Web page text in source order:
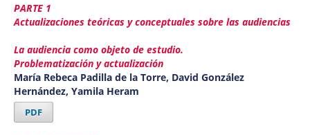
PARTE 1
Actualizaciones teóricas y conceptuales sobre las audiencias
La audiencia como objeto de estudio.
Problematización y actualización
María Rebeca Padilla de la Torre, David González
Hernández, Yamila Heram
PDF